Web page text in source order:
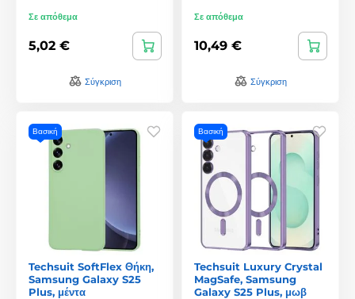
Σε απόθεμα
5,02 €
Σύγκριση
Σε απόθεμα
10,49 €
Σύγκριση
Βασική
Techsuit SoftFlex Θήκη,
Samsung Galaxy S25
Plus, μέντα
Βασική
Techsuit Luxury Crystal
MagSafe, Samsung
Galaxy S25 Plus, μωβ